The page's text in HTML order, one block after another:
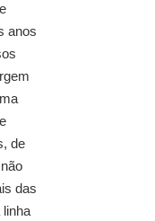
anos
de
das
linha